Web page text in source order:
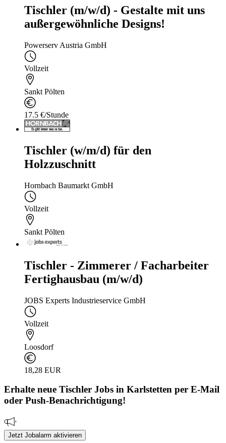
Tischler (m/w/d) - Gestalte mit uns
außergewöhnliche Designs!
Powerserv Austria GmbH
Vollzeit
Sankt Pölten
17.5 €/Stunde
Tischler (w/m/d) für den
Holzzuschnitt
Hornbach Baumarkt GmbH
Vollzeit
Sankt Pölten
Tischler - Zimmerer / Facharbeiter
Fertighausbau (m/w/d)
JOBS Experts Industrieservice GmbH
Vollzeit
Loosdorf
18,28 EUR
Erhalte neue Tischler Jobs in Karlstetten per E-Mail
oder Push-Benachrichtigung!
Jetzt Jobalarm aktivieren